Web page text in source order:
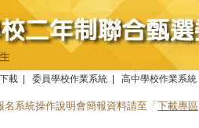
載 委員學校作業系統 高中學校作業系統
系統操作說明會簡報資料請至「 下載專區